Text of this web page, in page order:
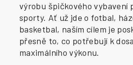
výrobu špičkového vybavení
sporty. Ať už jde o fotbal,
basketbal, naším cílem je
přesně to, co potřebují k
maximálního výkonu.